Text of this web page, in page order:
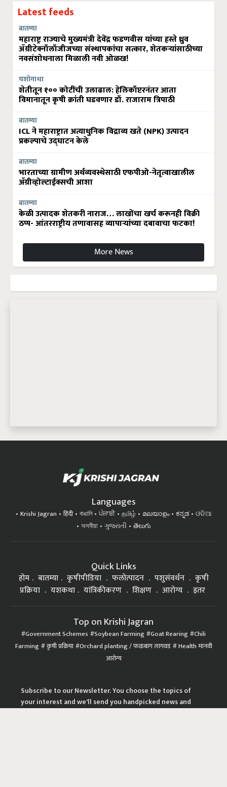
Latest feeds
बातम्या
महाराष्ट्र राज्याचे मुख्यमंत्री देवेंद्र फडणवीस यांच्या हस्ते ध्रुव
ॲग्रीटेक्नॉलॉजीजच्या संस्थापकांचा सत्कार, शेतकऱ्यांसाठीच्या
नवसंशोधनाला मिळाली नवी ओळख!
यशोगाथा
शेतीतून १०० कोटींची उलाढाल: हेलिकॉप्टरनंतर आता
विमानातून कृषी क्रांती घडवणार डॉ. राजाराम त्रिपाठी
बातम्या
ICL ने महाराष्ट्रात अत्याधुनिक विद्राव्य खते (NPK) उत्पादन
प्रकल्पाचे उद्घाटन केले
बातम्या
भारताच्या ग्रामीण अर्थव्यवस्थेसाठी एफपीओ-नेतृत्वाखालील
अ‍ॅग्रीव्होल्टाईक्सची आशा
बातम्या
केळी उत्पादक शेतकरी नाराज… लाखोंचा खर्च करूनही विक्री
ठप्प- आंतरराष्ट्रीय तणावासह व्यापाऱ्यांच्या दबावाचा फटका!
More News
Languages
Krishi Jagran हिंदी বাঙালি ਪੰਜਾਬੀ தமிழ் മലയാളം ಕನ್ನಡ
ଓଡିଆ
অসমীয়া
ગુજરાતી తెలుగు
Quick Links
होम बातम्या कृषीपीडिया फलोत्पादन पशुसंवर्धन
कृषी
प्रक्रिया
यशकथा यांत्रिकीकरण शिक्षण आरोग्य इतर
Top on Krishi Jagran
Government Schemes Soybean Farming Goat Rearing Chili
Farming कृषी प्रक्रिया Orchard planting / फळबाग लागवड Health मानवी
आरोग्य
Subscribe to our Newsletter. You choose the topics of
your interest and we'll send you handpicked news and